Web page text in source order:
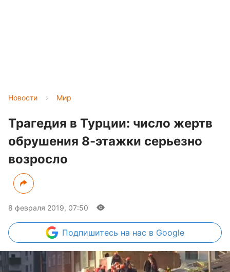
Новости › Мир
Трагедия в Турции: число жертв
обрушения 8-этажки серьезно
возросло
8 февраля 2019, 07:50
Подпишитесь на нас в Google